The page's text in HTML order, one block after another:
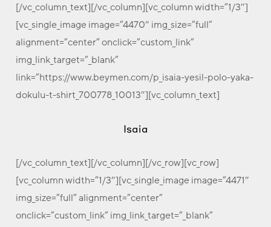
[/vc_column_text][/vc_column][vc_column width=”1/3″]
[vc_single_image image=”4470″ img_size=”full”
alignment=”center” onclick=”custom_link”
img_link_target=”_blank”
link=”https://www.beymen.com/p_isaia-yesil-polo-yaka-
dokulu-t-shirt_700778_10013″][vc_column_text]
Isaia
[/vc_column_text][/vc_column][/vc_row][vc_row]
[vc_column width=”1/3″][vc_single_image image=”4471″
img_size=”full” alignment=”center”
onclick=”custom_link” img_link_target=”_blank”